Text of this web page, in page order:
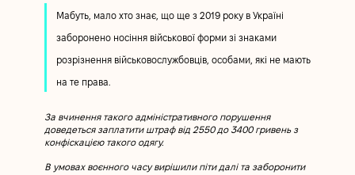
Мабуть, мало хто знає, що ще з 2019 року в Україні
заборонено носіння військової форми зі знаками
розрізнення військовослужбовців, особами, які не мають
на те права.
За вчинення такого адміністративного порушення
доведеться заплатити штраф від 2550 до 3400 гривень з
конфіскацією такого одягу.
В умовах воєнного часу вирішили піти далі та заборонити